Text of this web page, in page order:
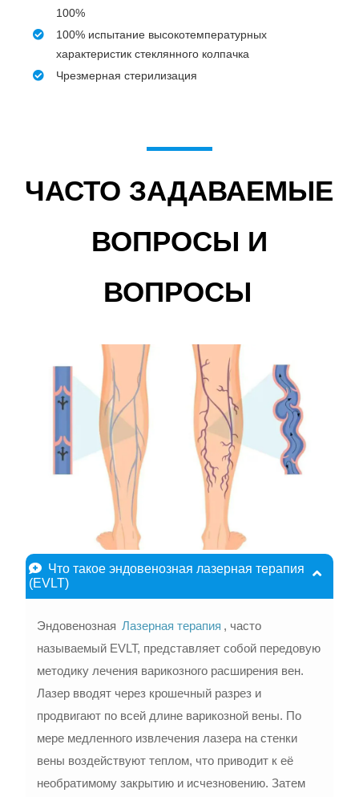
100%
100% испытание высокотемпературных
характеристик стеклянного колпачка
Чрезмерная стерилизация
ЧАСТО ЗАДАВАЕМЫЕ
ВОПРОСЫ И
ВОПРОСЫ
Что такое эндовенозная лазерная терапия
(EVLT)
Эндовенозная Лазерная терапия , часто
называемый EVLT, представляет собой передовую
методику лечения варикозного расширения вен.
Лазер вводят через крошечный разрез и
продвигают по всей длине варикозной вены. По
мере медленного извлечения лазера на стенки
вены воздействуют теплом, что приводит к её
необратимому закрытию и исчезновению. Затем